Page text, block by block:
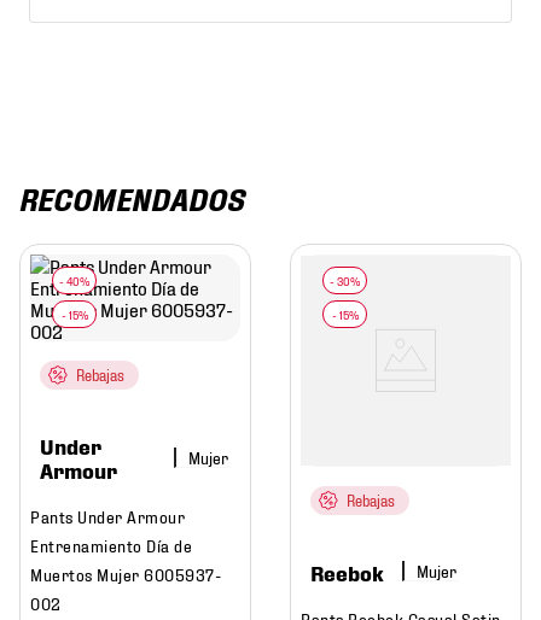
RECOMENDADOS
Rebajas
Under
Armour
Mujer
Pants Under Armour
Entrenamiento Día de
Muertos Mujer 6005937-
002
Rebajas
Reebok Mujer